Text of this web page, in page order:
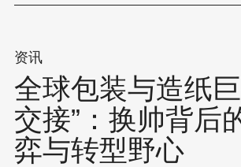
资讯
全球包装与造纸
交接”：换帅背后
弈与转型野心